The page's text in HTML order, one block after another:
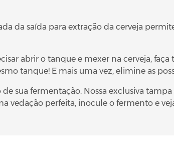
da saída para extração da cerveja
abrir o tanque e mexer na cerveja,
tanque! E mais uma vez, elimine as
sua fermentação. Nossa exclusiva
vedação perfeita, inocule o fermento e